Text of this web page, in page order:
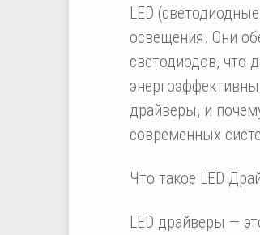
LED
освещения. Они
светодиодов, что
драйверы, и
современных
Что такое LED
LED драйверы —